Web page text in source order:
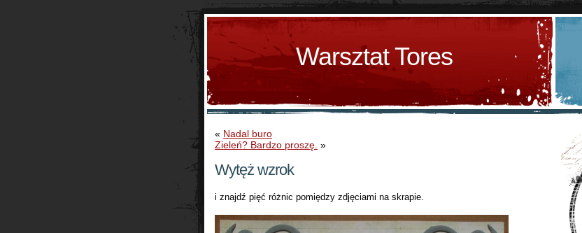
Warsztat Tores
« Nadal buro
Zieleń? Bardzo proszę. »
Wytęż wzrok
i znajdź pięć różnic pomiędzy zdjęciami na skrapie.